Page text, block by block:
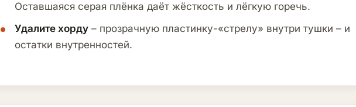
Оставшаяся серая плёнка даёт жёсткость и лёгкую горечь.
Удалите хорду – прозрачную пластинку-«стрелу» внутри тушки – и
остатки внутренностей.